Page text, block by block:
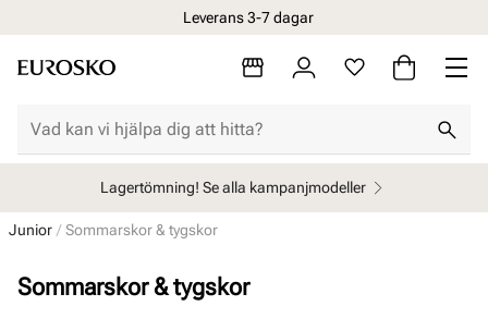
Leverans 3-7 dagar
Lagertömning! Se alla kampanjmodeller
Junior Sommarskor & tygskor
Sommarskor & tygskor